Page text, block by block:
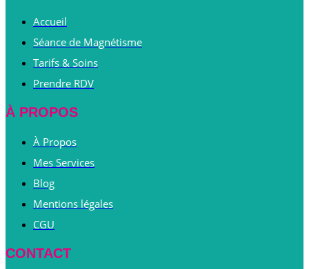
Accueil
Séance de Magnétisme
Tarifs & Soins
Prendre RDV
À PROPOS
À Propos
Mes Services
Blog
Mentions légales
CGU
CONTACT